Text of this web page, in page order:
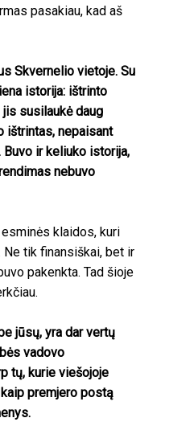
pasakiau, kad aš
Skvernelio vietoje. Su
istorija: ištrinto
susilaukė daug
ištrintas, nepaisant
ir keliuko istorija,
nebuvo
klaidos, kuri
tik finansiškai, bet ir
pakenkta. Tad šioje
jūsų, yra dar vertų
vadovo
tų, kurie viešojoje
premjero postą